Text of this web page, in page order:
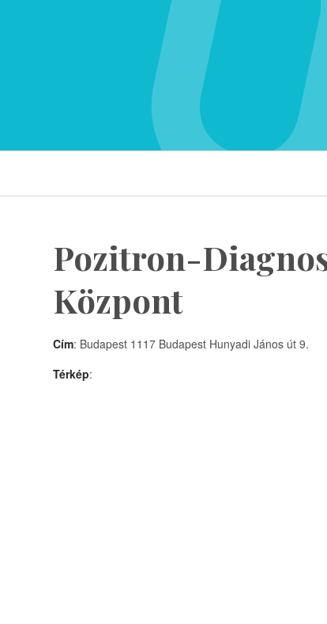
Pozitron-
Központ
Cím: Budapest 1117 Budapest Hunyadi János út 9.
Térkép: